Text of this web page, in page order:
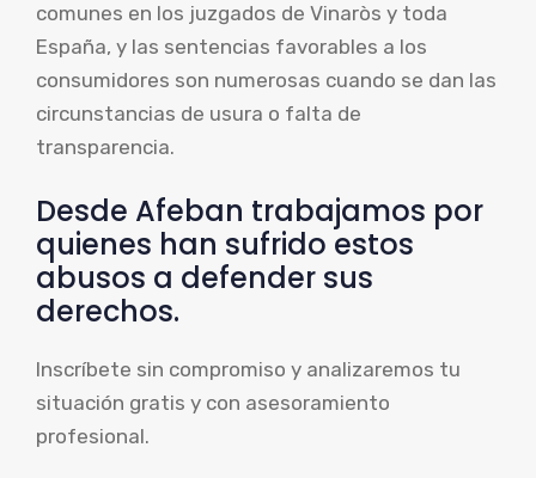
comunes en los juzgados de Vinaròs y toda
España, y las sentencias favorables a los
consumidores son numerosas cuando se dan las
circunstancias de usura o falta de
transparencia.
Desde Afeban trabajamos por
quienes han sufrido estos
abusos a defender sus
derechos.
Inscríbete sin compromiso y analizaremos tu
situación gratis y con asesoramiento
profesional.